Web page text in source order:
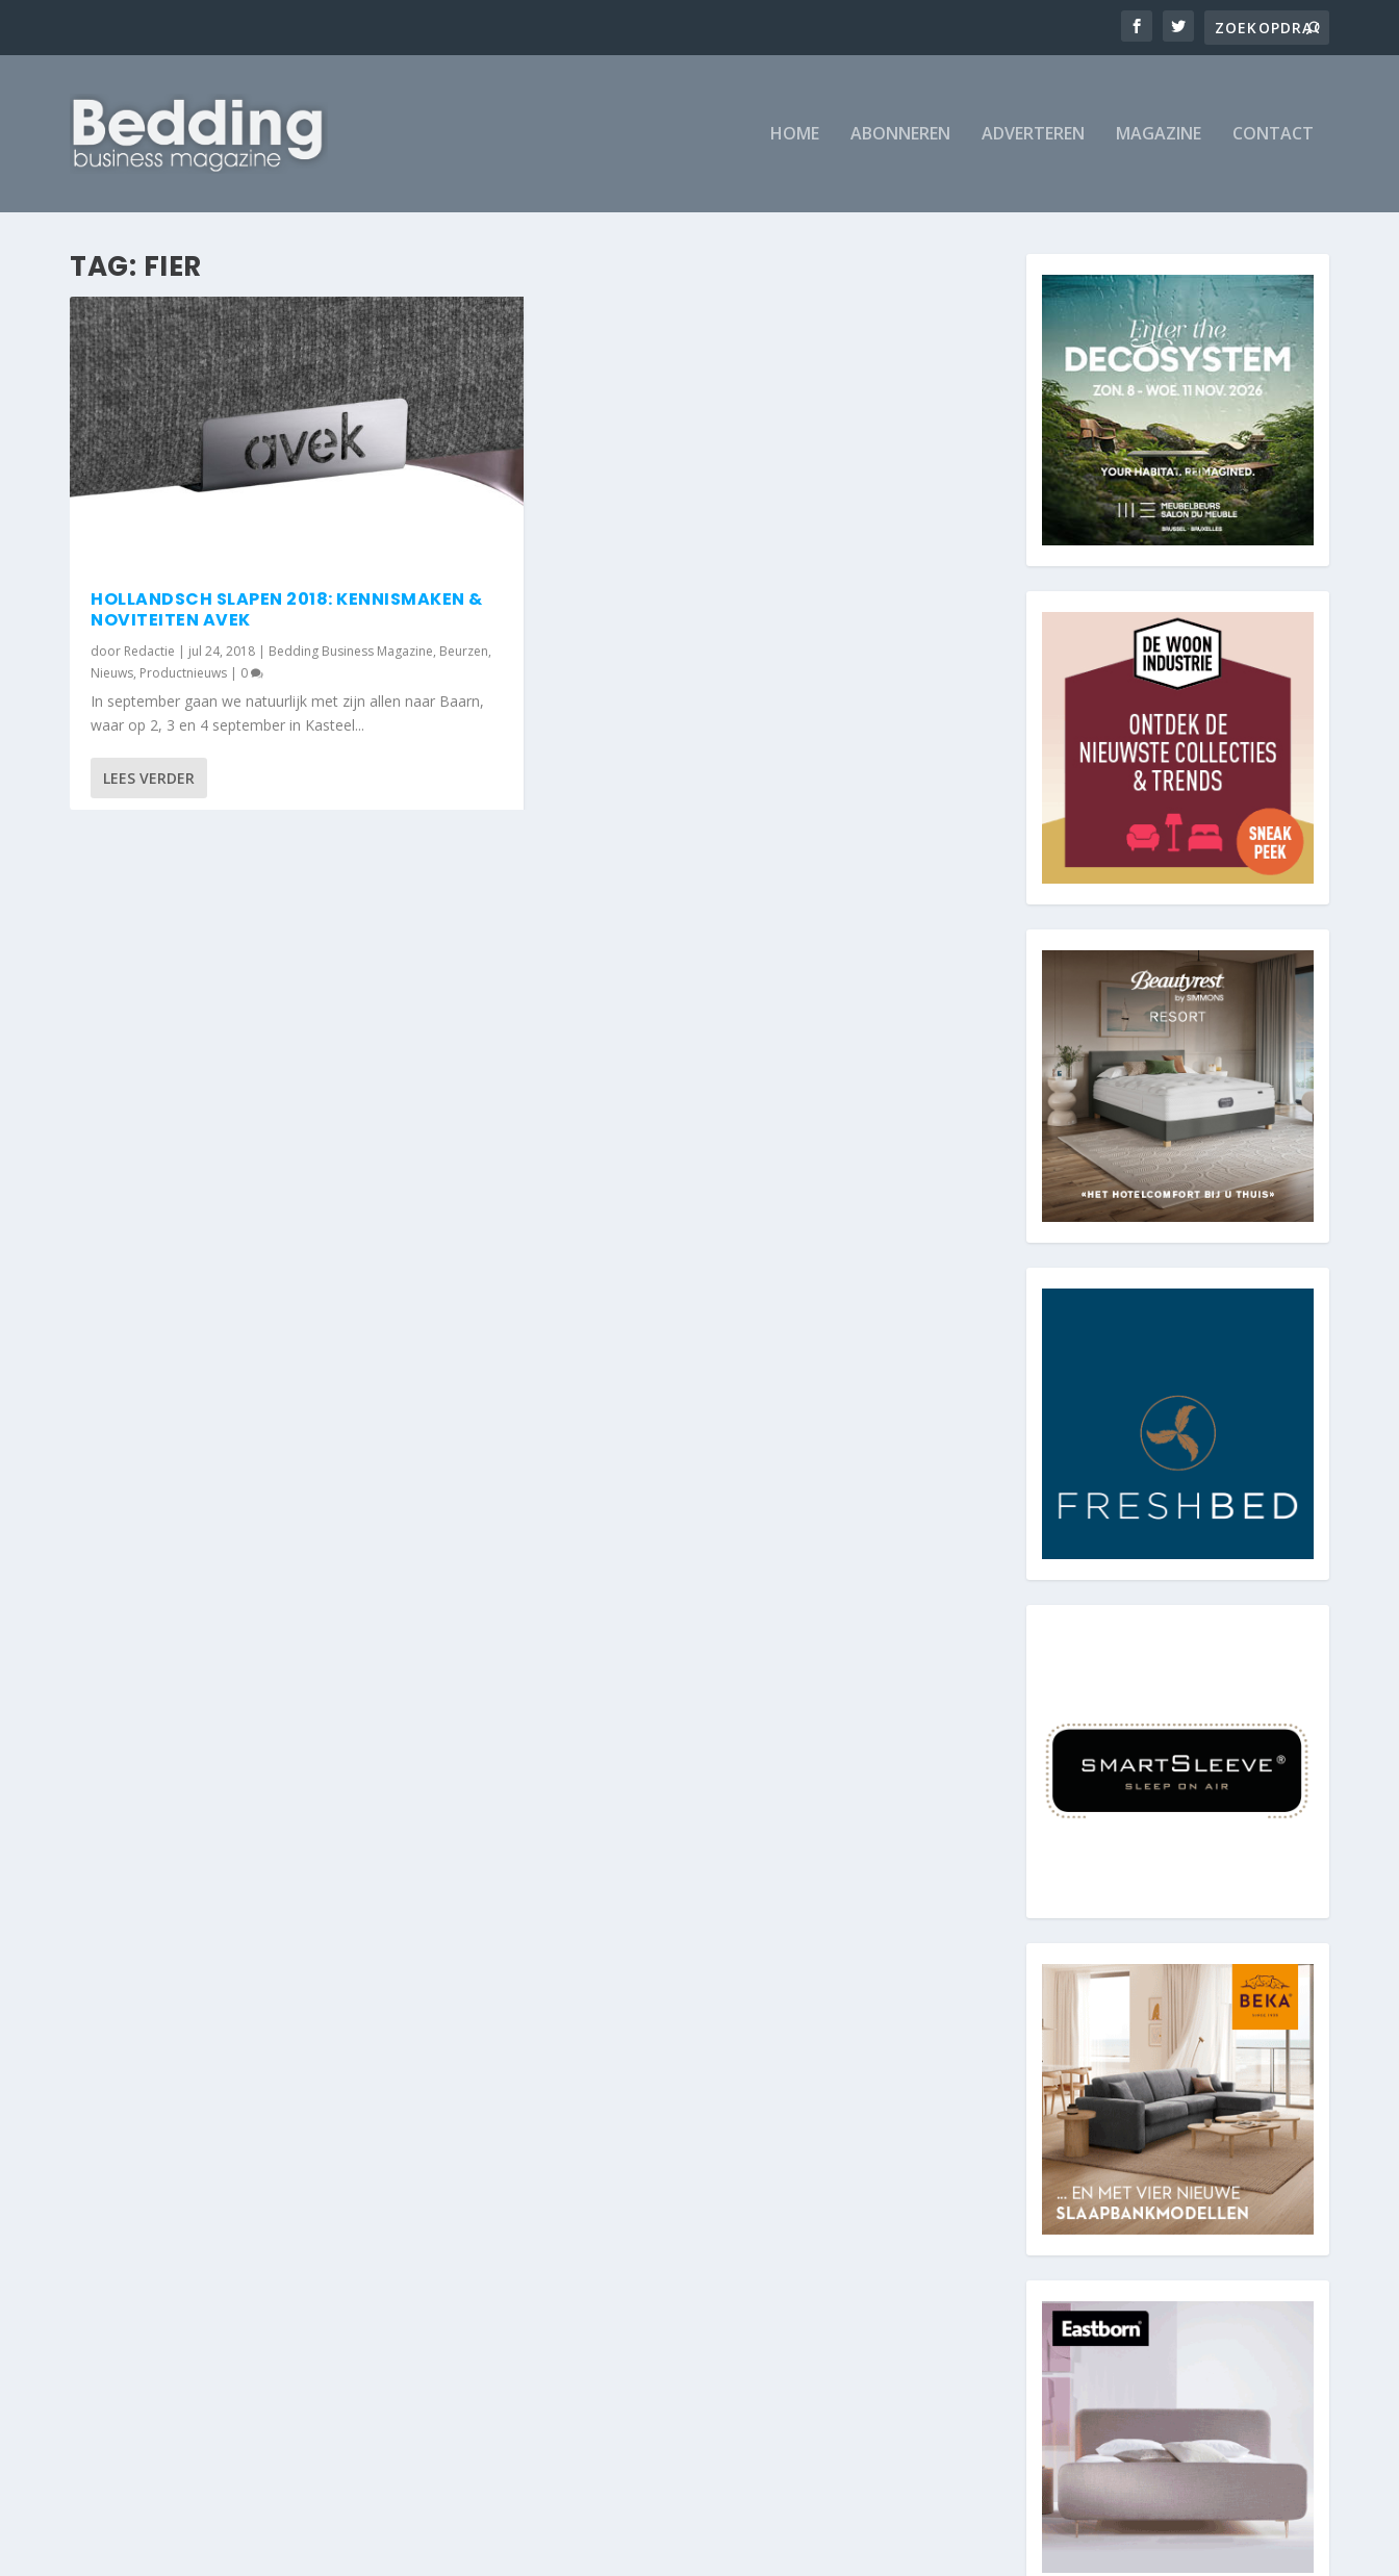
HOME ABONNEREN ADVERTEREN MAGAZINE CONTACT
TAG: FIER
HOLLANDSCH SLAPEN 2018: KENNISMAKEN &
NOVITEITEN AVEK
door Redactie | jul 24, 2018 | Bedding Business Magazine, Beurzen,
Nieuws, Productnieuws | 0
In september gaan we natuurlijk met zijn allen naar Baarn,
waar op 2, 3 en 4 september in Kasteel...
LEES VERDER